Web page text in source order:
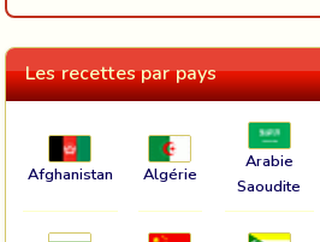
Les recettes par pays
Afghanistan Algérie
Arabie
Saoudite